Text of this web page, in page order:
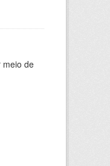
meio de